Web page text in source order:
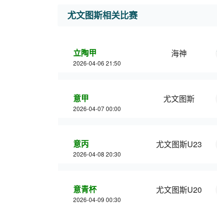
尤文图斯相关比赛
立陶甲
2026-04-06 21:50
海神
意甲
2026-04-07 00:00
尤文图斯
意丙
2026-04-08 20:30
尤文图斯U23
意青杯
2026-04-09 00:30
尤文图斯U20